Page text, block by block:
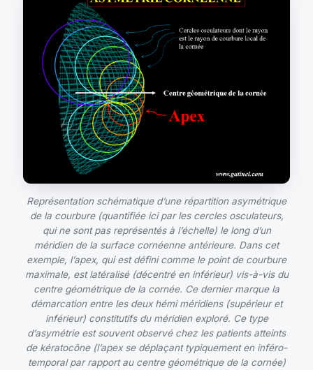
Représentation schématique d’une répartition asymétrique
de la courbure (quantifiée ici par les cercles osculateurs,
qui ne sont pas représentés à l’échelle) le long d’un
méridien de la surface cornéenne antérieure. Dans cet
exemple, l’apex, qui est défini comme le point de courbure
maximale, est latéralisé (décentré en inférieur) vis-à-vis du
centre géométrique de la cornée. Ce dernier marque la
démarcation entre les deux hémi méridiens (supérieur et
inférieur) constitutifs du méridien exploré. Ce type
d’asymétrie est souvent observé chez les patients atteints
de kératocône (l’apex se déplaçant typiquement en inféro-
temporal par rapport au centre géométrique de la cornée)